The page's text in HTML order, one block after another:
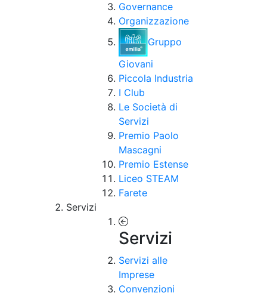
Governance
Organizzazione
Gruppo
Giovani
Piccola Industria
I Club
Le Società di
Servizi
Premio Paolo
Mascagni
Premio Estense
Liceo STEAM
Farete
Servizi
Servizi
Servizi alle
Imprese
Convenzioni